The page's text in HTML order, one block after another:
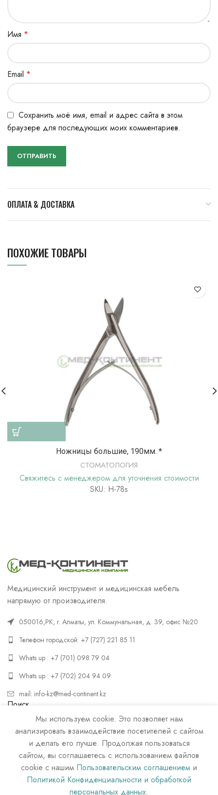
Имя *
Email *
Сохранить моё имя, email и адрес сайта в этом
браузере для последующих моих комментариев.
ОПЛАТА & ДОСТАВКА
ПОХОЖИЕ ТОВАРЫ
Ножницы большие, 190мм. *
СТОМАТОЛОГИЯ
Свяжитесь с менеджером для уточнения стоимости
SKU: Н-78s
Медицинский инструмент и медицинская мебель
напрямую от производителя.
050016,РК, г. Алматы, ул. Коммунальная, д. 39, офис №20
Телефон городской: +7 (727) 221 85 11
Whats up : +7 (701) 098 79 04
Whats up : +7 (702) 204 94 09
mail: info-kz@med-continent.kz
Поиск
ПОИСК
Мы используем cookie. Это позволяет нам
анализировать взаимодействие посетителей с сайтом
и делать его лучше. Продолжая пользоваться
сайтом, вы соглашаетесь с использованием файлов
cookie с нашим Пользовательским соглашением и
Политикой Конфиденциальности и обработкой
персональных данных.